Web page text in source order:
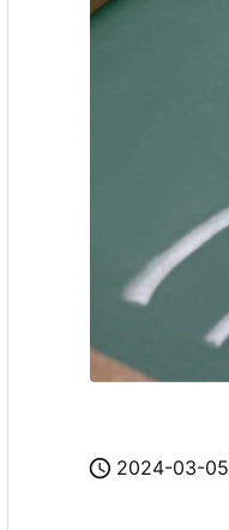
 2024-03-05